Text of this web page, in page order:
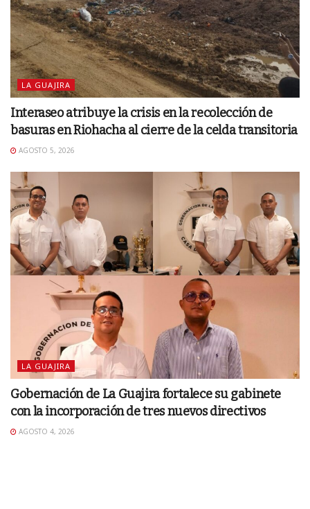
LA GUAJIRA
Interaseo atribuye la crisis en la recolección de
basuras en Riohacha al cierre de la celda transitoria
AGOSTO 5, 2026
LA GUAJIRA
Gobernación de La Guajira fortalece su gabinete
con la incorporación de tres nuevos directivos
AGOSTO 4, 2026